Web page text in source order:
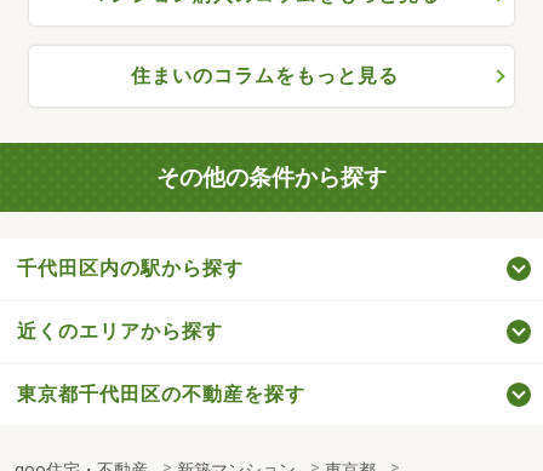
住まいのコラムをもっと見る
その他の条件から探す
千代田区内の駅から探す
近くのエリアから探す
東京都千代田区の不動産を探す